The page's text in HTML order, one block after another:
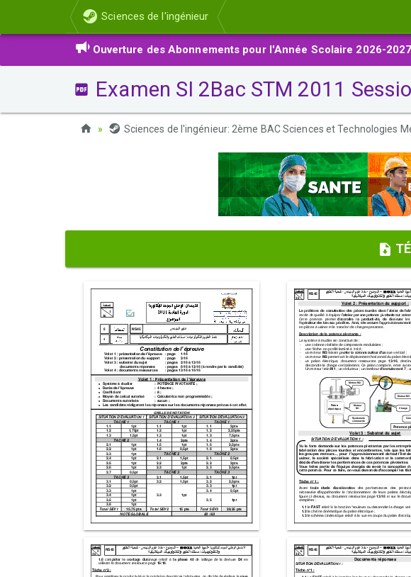
Sciences de l'ingénieur
Ouverture des Abonnements pour l'Année Scolaire 2026-2027
Examen SI 2Bac STM 2011
Sciences de l'ingénieur: 2ème BAC Sciences et Technologies